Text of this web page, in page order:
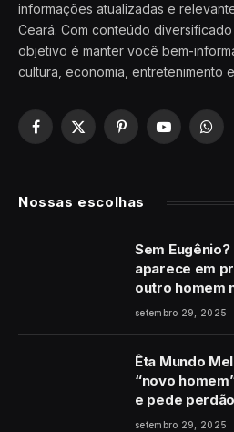
informações atualizadas e
Ceará. Com conteúdo
objetivo é manter você bem-
cultura, economia, entretenimento
Facebook
X
PinterestYouTube
Nossas escolhas
Sem
aparece em
outro homem
setembro 29, 2025
Êta Mundo
“novo
e pede
coração”
setembro 29, 2025